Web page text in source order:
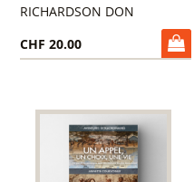
RICHARDSON DON
CHF 20.00